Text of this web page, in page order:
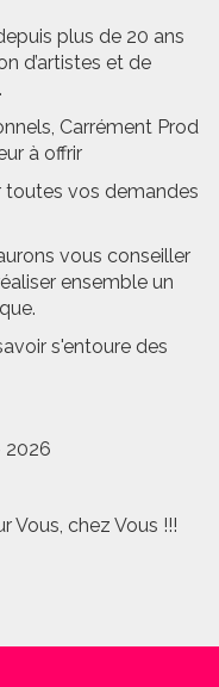
plus de 20 ans
d’artistes et de
Carrément Prod
à offrir
toutes vos demandes
vous conseiller
ensemble un
s'entoure des
2026
Vous, chez Vous !!!